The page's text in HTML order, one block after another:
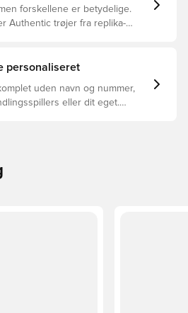
forskellene er betydelige.
Authentic trøjer fra replika-
personaliseret
uden navn og nummer,
eller dit eget.